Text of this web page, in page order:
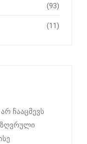
(93)
(11)
ჩააცმევს